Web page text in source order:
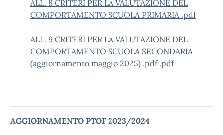
ALL. 8 CRITERI PER LA VALUTAZIONE DEL
COMPORTAMENTO SCUOLA PRIMARIA .pdf
ALL. 9 CRITERI PER LA VALUTAZIONE DEL
COMPORTAMENTO SCUOLA SECONDARIA
(aggiornamento maggio 2025) .pdf .pdf
AGGIORNAMENTO PTOF 2023/2024